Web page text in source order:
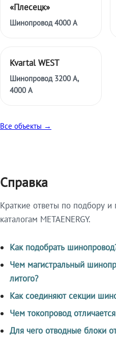
«Плесецк»
Шинопровод 4000 А
Kvartal WEST
Шинопровод 3200 А,
4000 А
Все объекты →
Справка
Краткие ответы по подбору
каталогам METAENERGY.
Как подобрать
Чем магистральный
литого?
Как соединяют секции
Чем токопровод
Для чего отводные блоки